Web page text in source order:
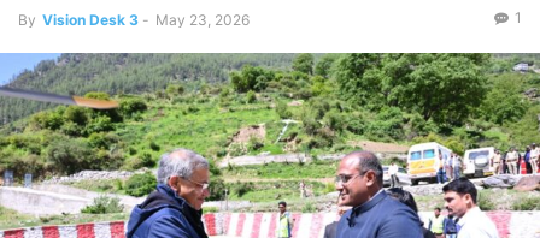
By Vision Desk 3 - May 23, 2026 1